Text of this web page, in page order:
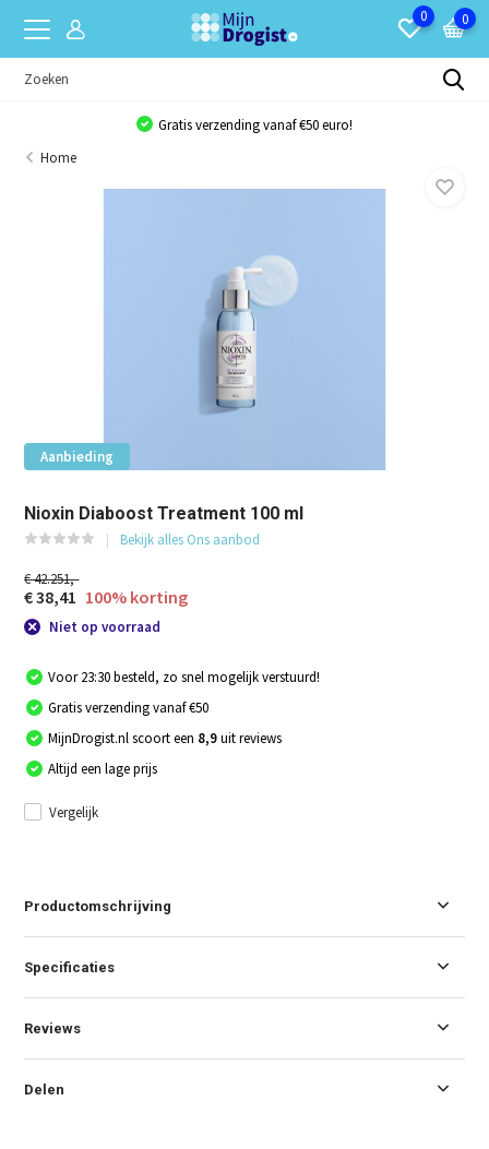
0 0
Gratis verzending vanaf €50 euro!
Home
Aanbieding
Nioxin Diaboost Treatment 100 ml
Bekijk alles Ons aanbod
€ 42.251,-
€ 38,41 100% korting
Niet op voorraad
Voor 23:30 besteld, zo snel mogelijk verstuurd!
Gratis verzending vanaf €50
MijnDrogist.nl scoort een 8,9uit reviews
Altijd een lage prijs
Vergelijk
Productomschrijving
Specificaties
Reviews
Delen